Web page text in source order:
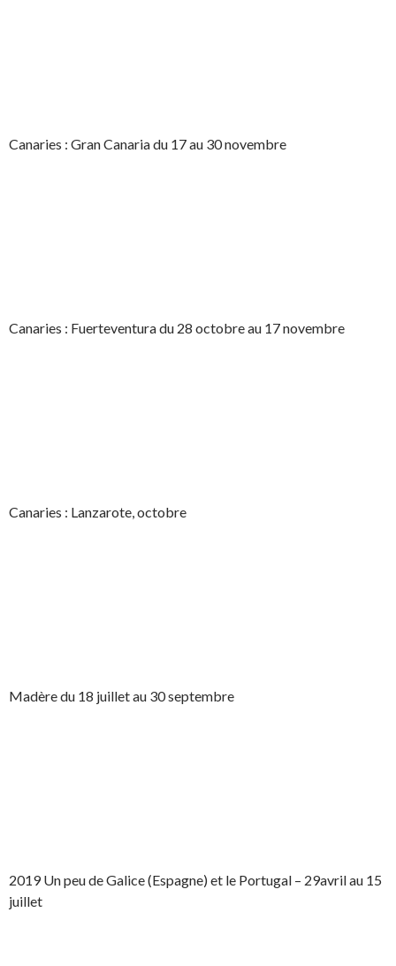
Canaries : Gran Canaria du 17 au 30 novembre
Canaries : Fuerteventura du 28 octobre au 17 novembre
Canaries : Lanzarote, octobre
Madère du 18 juillet au 30 septembre
2019 Un peu de Galice (Espagne) et le Portugal – 29avril au 15
juillet